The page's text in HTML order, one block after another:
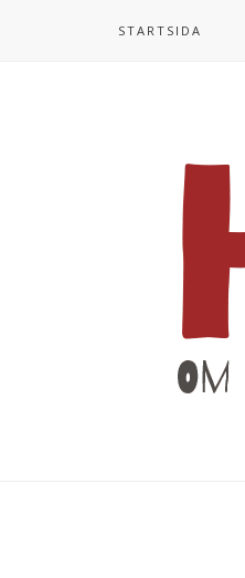
STARTSIDA